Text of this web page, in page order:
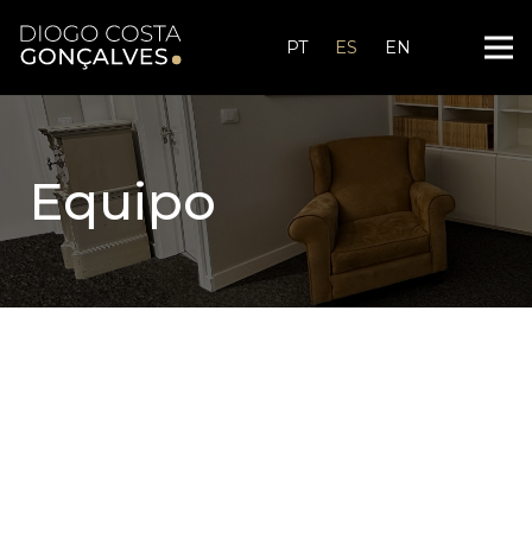
PT ES EN
Equipo